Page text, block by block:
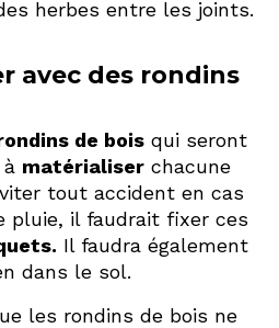
herbes entre les joints.
avec des rondins
de bois qui seront
matérialiser chacune
tout accident en cas
pluie, il faudrait fixer ces
Il faudra également
dans le sol.
les rondins de bois ne